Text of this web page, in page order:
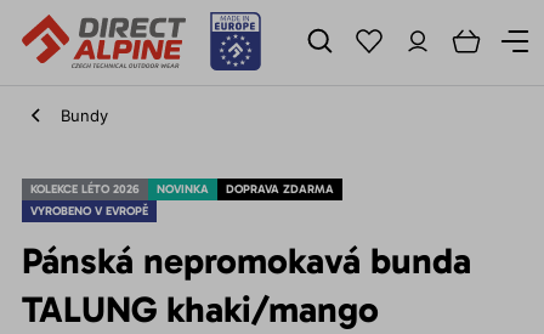
Bundy
KOLEKCE LÉTO 2026 NOVINKA
DOPRAVA ZDARMA
VYROBENO V EVROPĚ
Pánská nepromokavá bunda
TALUNG khaki/mango